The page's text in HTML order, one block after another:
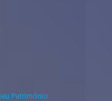
Patrimônio